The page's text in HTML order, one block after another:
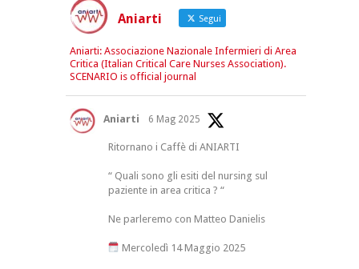
Aniarti Segui
Aniarti: Associazione Nazionale Infermieri di Area
Critica (Italian Critical Care Nurses Association).
SCENARIO is official journal
Aniarti 6 Mag 2025
Ritornano i Caffè di ANIARTI
“ Quali sono gli esiti del nursing sul
paziente in area critica ? “
Ne parleremo con Matteo Danielis
Mercoledì 14 Maggio 2025